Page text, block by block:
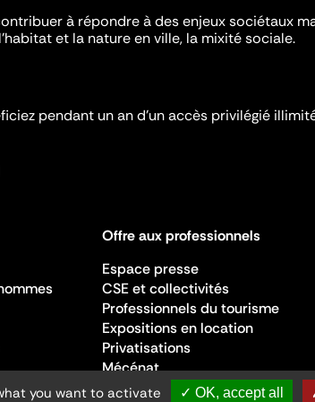
à répondre à des enjeux sociétaux
et la nature en ville, la mixité sociale.
pendant un an d’un accès privilégié
Offre aux professionnels
Espace presse
CSE et collectivités
Professionnels du tourisme
Expositions en location
Privatisations
Mécénat
you want to activate ✓ OK, accept all